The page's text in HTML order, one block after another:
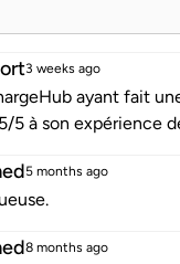
3 weeks ago
ayant fait
5 à son expérience
5 months ago
8 months ago